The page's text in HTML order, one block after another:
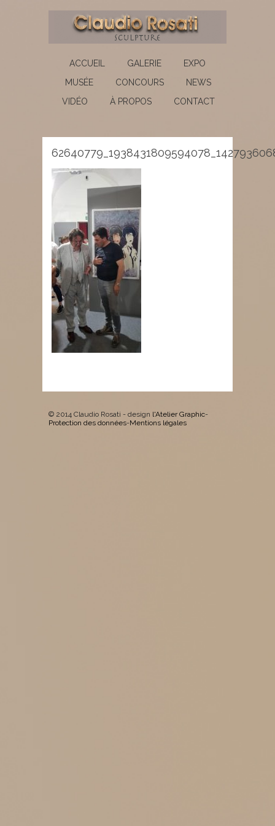
ACCUEIL GALERIE
EXPO
MUSÉE
CONCOURS
NEWS
VIDÉO
À PROPOS CONTACT
© 2014 Claudio Rosati - design l'Atelier Graphic-
Protection des données-Mentions légales